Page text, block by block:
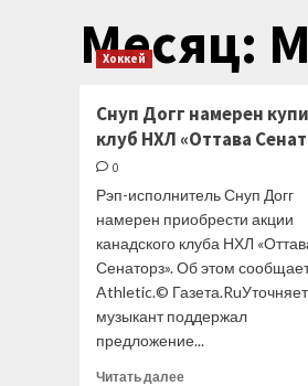
Месяц:
Хоккей
Снуп Догг намерен
клуб НХЛ «Оттава
0
Рэп-исполнитель Снуп Догг
намерен приобрести акции
канадского клуба НХЛ
Сенаторз». Об этом
Athletic.©
музыкант поддержал
предложение...
Читать далееПрочитать